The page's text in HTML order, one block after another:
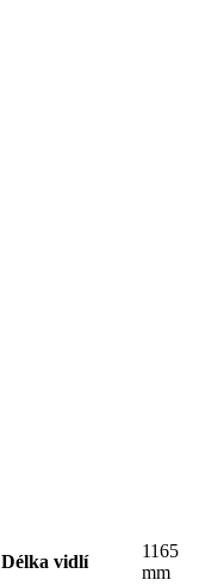
Délka vidlí
1165
mm